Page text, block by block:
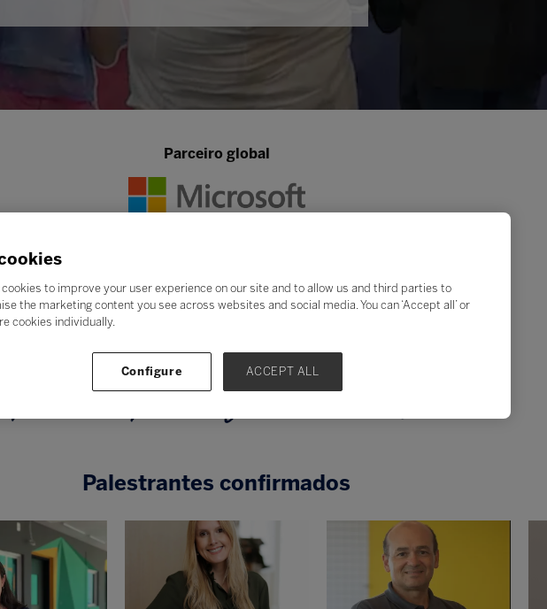
Parceiro global
Tema central de Jornada Bett 2026
em Ação:
Palestrantes confirmados
cookies to improve your user experience on our site and to allow us and third parties to
the marketing content you see across websites and social media. You can ‘Accept all’ or
cookies individually.
Configure ACCEPT ALL